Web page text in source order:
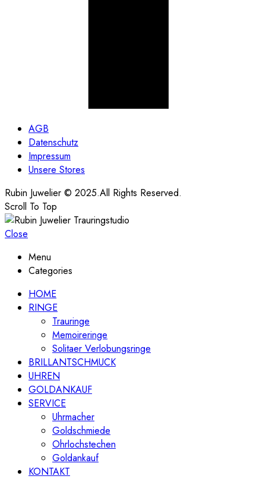
AGB
Datenschutz
Impressum
Unsere Stores
Rubin Juwelier © 2025.All Rights Reserved.
Scroll To Top
Close
Menu
Categories
HOME
RINGE
Trauringe
Memoireringe
Solitaer Verlobungsringe
BRILLANTSCHMUCK
UHREN
GOLDANKAUF
SERVICE
Uhrmacher
Goldschmiede
Ohrlochstechen
Goldankauf
KONTAKT